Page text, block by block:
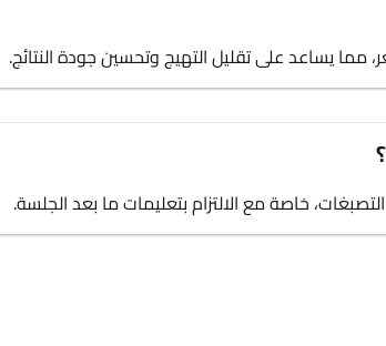
مما يساعد على تقليل التهيج وتحسين جودة النتائج.
خاصة مع الالتزام بتعليمات ما بعد الجلسة.